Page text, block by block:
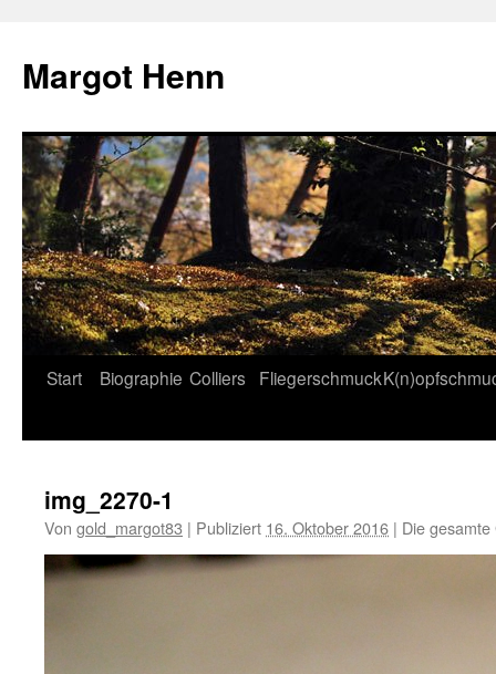
Margot Henn
Start Biographie Colliers Fliegerschmuck
img_2270-1
Von gold_margot83 | Publiziert 16. Oktober 2016 | Die